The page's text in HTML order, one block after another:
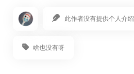
此作者没有提供个人介绍
啥也没有呀